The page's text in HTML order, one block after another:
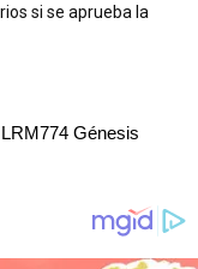
si se aprueba la
Génesis